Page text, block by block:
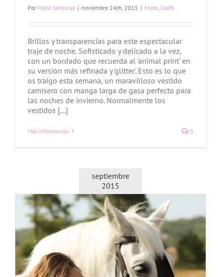
Por Maria Santonja | noviembre 24th, 2015 | Moda Outfit
Brillos y transparencias para este espectacular
traje de noche. Sofisticado y delicado a la vez,
con un bordado que recuerda al 'animal print' en
su versión más refinada y 'glitter'. Esto es lo que
os traigo esta semana, un maravilloso vestido
camisero con manga larga de gasa perfecto para
las noches de invierno. Normalmente los
vestidos [...]
Más información 0
septiembre
2015